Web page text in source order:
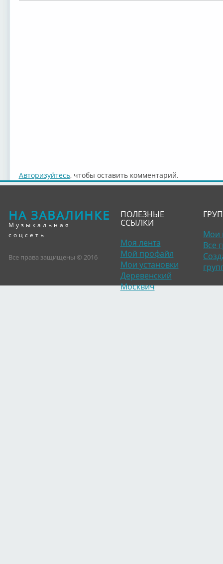
Авторизуйтесь, чтобы оставить комментарий.
НА ЗАВАЛИНКЕ
Музыкальная
соцсеть
Все права защищены © 2016
ПОЛЕЗНЫЕ
ССЫЛКИ
Моя лента
Мой профайл
Мои установки
Деревенский
Москвич
Мои
Все